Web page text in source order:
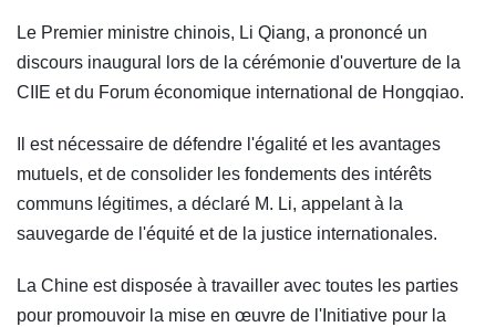
Le Premier ministre chinois, Li Qiang, a prononcé un
discours inaugural lors de la cérémonie d'ouverture de la
CIIE et du Forum économique international de Hongqiao.
Il est nécessaire de défendre l'égalité et les avantages
mutuels, et de consolider les fondements des intérêts
communs légitimes, a déclaré M. Li, appelant à la
sauvegarde de l'équité et de la justice internationales.
La Chine est disposée à travailler avec toutes les parties
pour promouvoir la mise en œuvre de l'Initiative pour la